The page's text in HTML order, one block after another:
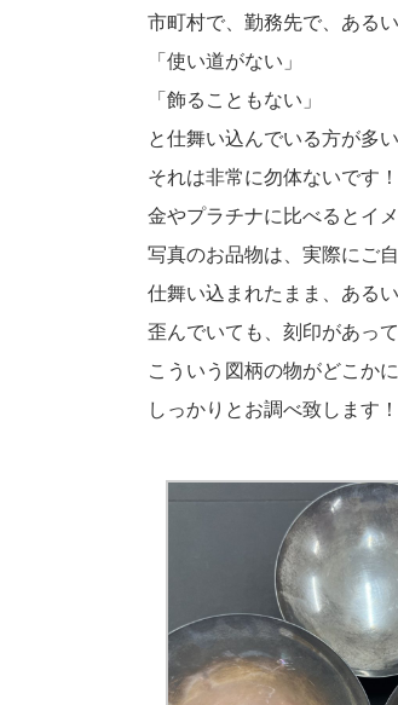
市町村で、勤務先で、ある
「使い道がない」
「飾ることもない」
と仕舞い込んでいる方が多
それは非常に勿体ないです！
金やプラチナに比べるとイ
写真のお品物は、実際にご
仕舞い込まれたまま、ある
歪んでいても、刻印があっ
こういう図柄の物がどこか
しっかりとお調べ致します！